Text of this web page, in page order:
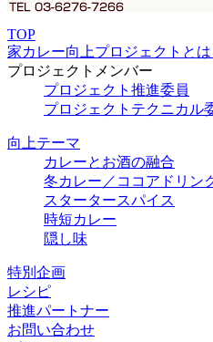
TOP
家カレー向上プロジェクトとは
プロジェクトメンバー
プロジェクト推進委員
プロジェクトテクニカル
向上テーマ
カレーとお酒の融合
冬カレー／ココアドリン
スタータースパイス
時短カレー
隠し味
特別企画
レシピ
推進パートナー
お問い合わせ